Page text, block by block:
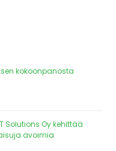
kokoonpanosta
Solutions Oy kehittää
avoimia